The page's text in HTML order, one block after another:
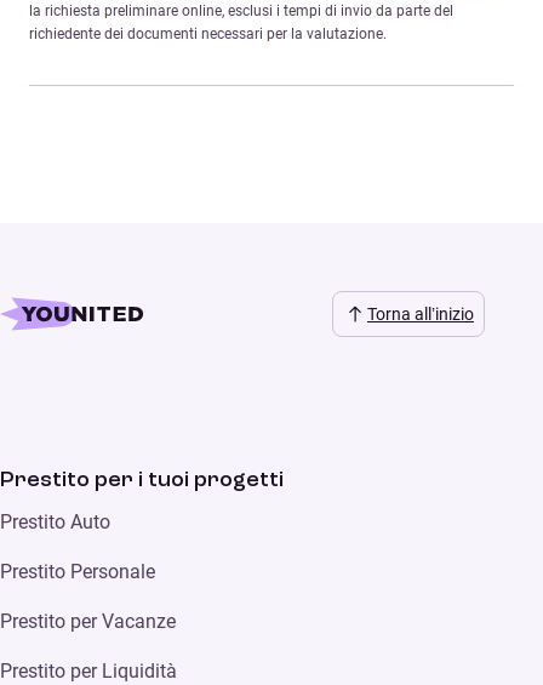
la richiesta preliminare online, esclusi i tempi di invio da parte del
richiedente dei documenti necessari per la valutazione.
Torna all’inizio
Prestito per i tuoi progetti
Prestito Auto
Prestito Personale
Prestito per Vacanze
Prestito per Liquidità